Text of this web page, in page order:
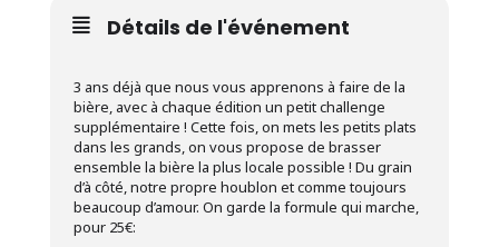
Détails de l'événement
3 ans déjà que nous vous apprenons à faire de la
bière, avec à chaque édition un petit challenge
supplémentaire ! Cette fois, on mets les petits plats
dans les grands, on vous propose de brasser
ensemble la bière la plus locale possible ! Du grain
d’à côté, notre propre houblon et comme toujours
beaucoup d’amour. On garde la formule qui marche,
pour 25€: